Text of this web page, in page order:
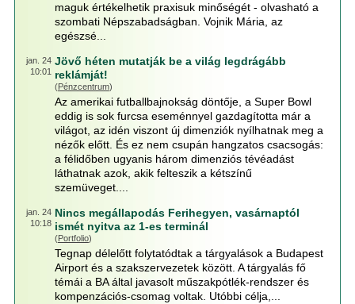
maguk értékelhetik praxisuk minőségét - olvasható a
szombati Népszabadságban. Vojnik Mária, az
egészsé...
jan. 24
10:01
Jövő héten mutatják be a világ legdrágább
reklámját!
(Pénzcentrum)
Az amerikai futballbajnokság döntője, a Super Bowl
eddig is sok furcsa eseménnyel gazdagította már a
világot, az idén viszont új dimenziók nyílhatnak meg a
nézők előtt. És ez nem csupán hangzatos csacsogás:
a félidőben ugyanis három dimenziós tévéadást
láthatnak azok, akik felteszik a kétszínű
szemüveget....
jan. 24
10:18
Nincs megállapodás Ferihegyen, vasárnaptól
ismét nyitva az 1-es terminál
(Portfolio)
Tegnap délelőtt folytatódtak a tárgyalások a Budapest
Airport és a szakszervezetek között. A tárgyalás fő
témái a BA által javasolt műszakpótlék-rendszer és
kompenzációs-csomag voltak. Utóbbi célja,...